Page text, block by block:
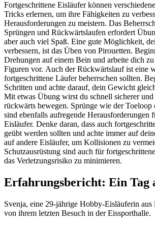
Fortgeschrittene Eisläufer können
Tricks erlernen, um ihre Fähigkeiten zu
Herausforderungen zu meistern. Das
Sprüngen und Rückwärtslaufen erfordert
aber auch viel Spaß. Eine gute Möglichkeit,
verbessern, ist das Üben von Pirouetten.
Drehungen auf einem Bein und arbeite dich
Figuren vor. Auch der Rückwärtslauf ist eine
fortgeschrittene Läufer beherrschen sollten.
Schritten und achte darauf, dein Gewicht
Mit etwas Übung wirst du schnell sicherer
rückwärts bewegen. Sprünge wie der Toeloop
sind ebenfalls aufregende Herausforderungen
Eisläufer. Denke daran, dass auch
geübt werden sollten und achte immer auf
auf andere Eisläufer, um Kollisionen zu
Schutzausrüstung sind auch für
das Verletzungsrisiko zu minimieren.
Erfahrungsbericht: Ein Tag
Svenja, eine 29-jährige Hobby-Eisläuferin aus
von ihrem letzten Besuch in der Eissporthalle.